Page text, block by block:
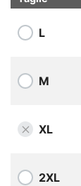
L
M
XL
2XL